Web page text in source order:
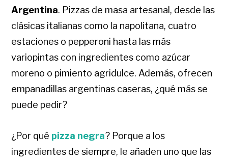
Argentina. Pizzas de masa artesanal, desde las
clásicas italianas como la napolitana, cuatro
estaciones o pepperoni hasta las más
variopintas con ingredientes como azúcar
moreno o pimiento agridulce. Además, ofrecen
empanadillas argentinas caseras, ¿qué más se
puede pedir?
¿Por qué pizza negra? Porque a los
ingredientes de siempre, le añaden uno que las